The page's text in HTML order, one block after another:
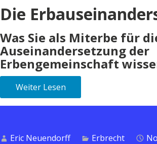
Die
Was Sie als Miterbe für
Auseinandersetzung der
Erbengemeinschaft
Weiter Lesen
Eric Neuendorff Erbrecht